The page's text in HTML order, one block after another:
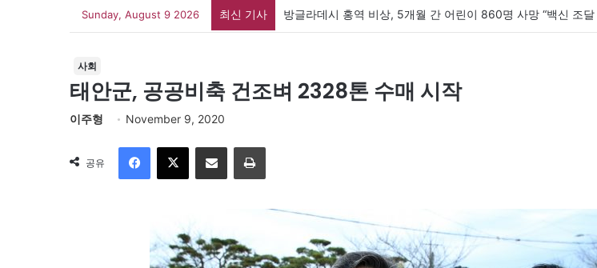
Sunday, August 9 2026 최신 기사
사회
태안군, 공공비축 건조벼 2328톤 수매 시작
이주형 November 9, 2020
공유
이메일